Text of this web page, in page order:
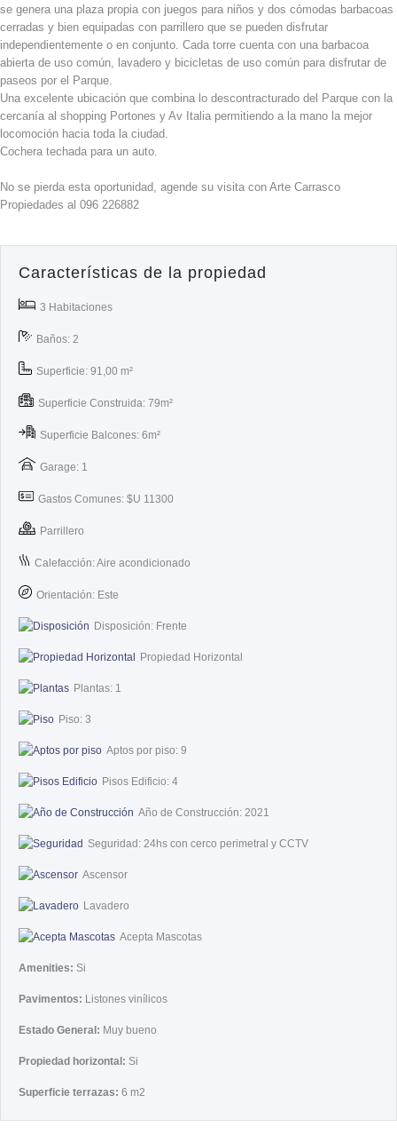
se genera una plaza propia con juegos para niños y dos cómodas barbacoas
cerradas y bien equipadas con parrillero que se pueden disfrutar
independientemente o en conjunto. Cada torre cuenta con una barbacoa
abierta de uso común, lavadero y bicicletas de uso común para disfrutar de
paseos por el Parque.
Una excelente ubicación que combina lo descontracturado del Parque con la
cercanía al shopping Portones y Av Italia permitiendo a la mano la mejor
locomoción hacia toda la ciudad.
Cochera techada para un auto.
No se pierda esta oportunidad, agende su visita con Arte Carrasco
Propiedades al 096 226882
Características de la propiedad
3 Habitaciones
Baños: 2
Superficie: 91,00 m²
Superficie Construida: 79m²
Superficie Balcones: 6m²
Garage: 1
Gastos Comunes: $U 11300
Parrillero
Calefacción: Aire acondicionado
Orientación: Este
Disposición: Frente
Propiedad Horizontal
Plantas: 1
Piso: 3
Aptos por piso: 9
Pisos Edificio: 4
Año de Construcción: 2021
Seguridad: 24hs con cerco perimetral y CCTV
Ascensor
Lavadero
Acepta Mascotas
Amenities: Si
Pavimentos: Listones vinílicos
Estado General: Muy bueno
Propiedad horizontal: Si
Superficie terrazas: 6 m2